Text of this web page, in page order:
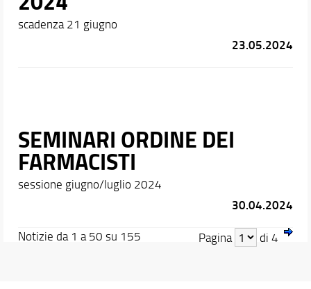
scadenza 21 giugno
23.05.2024
SEMINARI ORDINE DEI
FARMACISTI
sessione giugno/luglio 2024
30.04.2024
Notizie da 1 a 50 su 155 Pagina di 4